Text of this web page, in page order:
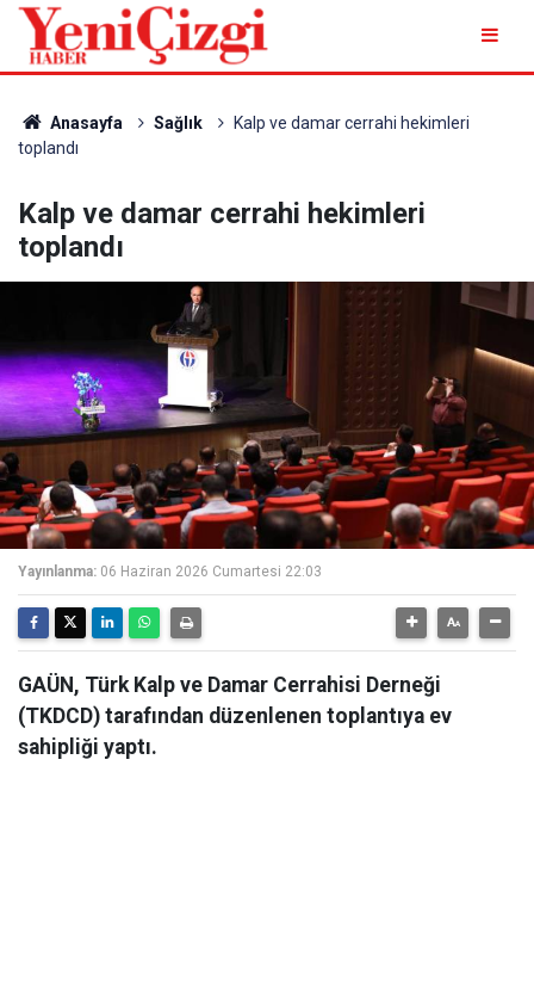
Anasayfa Sağlık
Kalp ve damar cerrahi hekimleri
toplandı
Kalp ve damar cerrahi hekimleri
toplandı
Yayınlanma: 06 Haziran 2026 Cumartesi 22:03
GAÜN, Türk Kalp ve Damar Cerrahisi Derneği
(TKDCD) tarafından düzenlenen toplantıya ev
sahipliği yaptı.